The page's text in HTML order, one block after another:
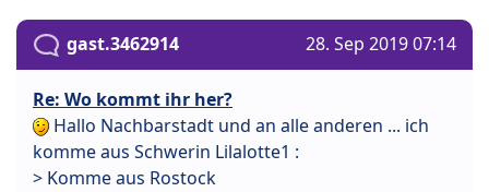
gast.3462914 28. Sep 2019 07:14
Re: Wo kommt ihr her?
Hallo Nachbarstadt und an alle anderen ... ich
komme aus Schwerin Lilalotte1 :
> Komme aus Rostock